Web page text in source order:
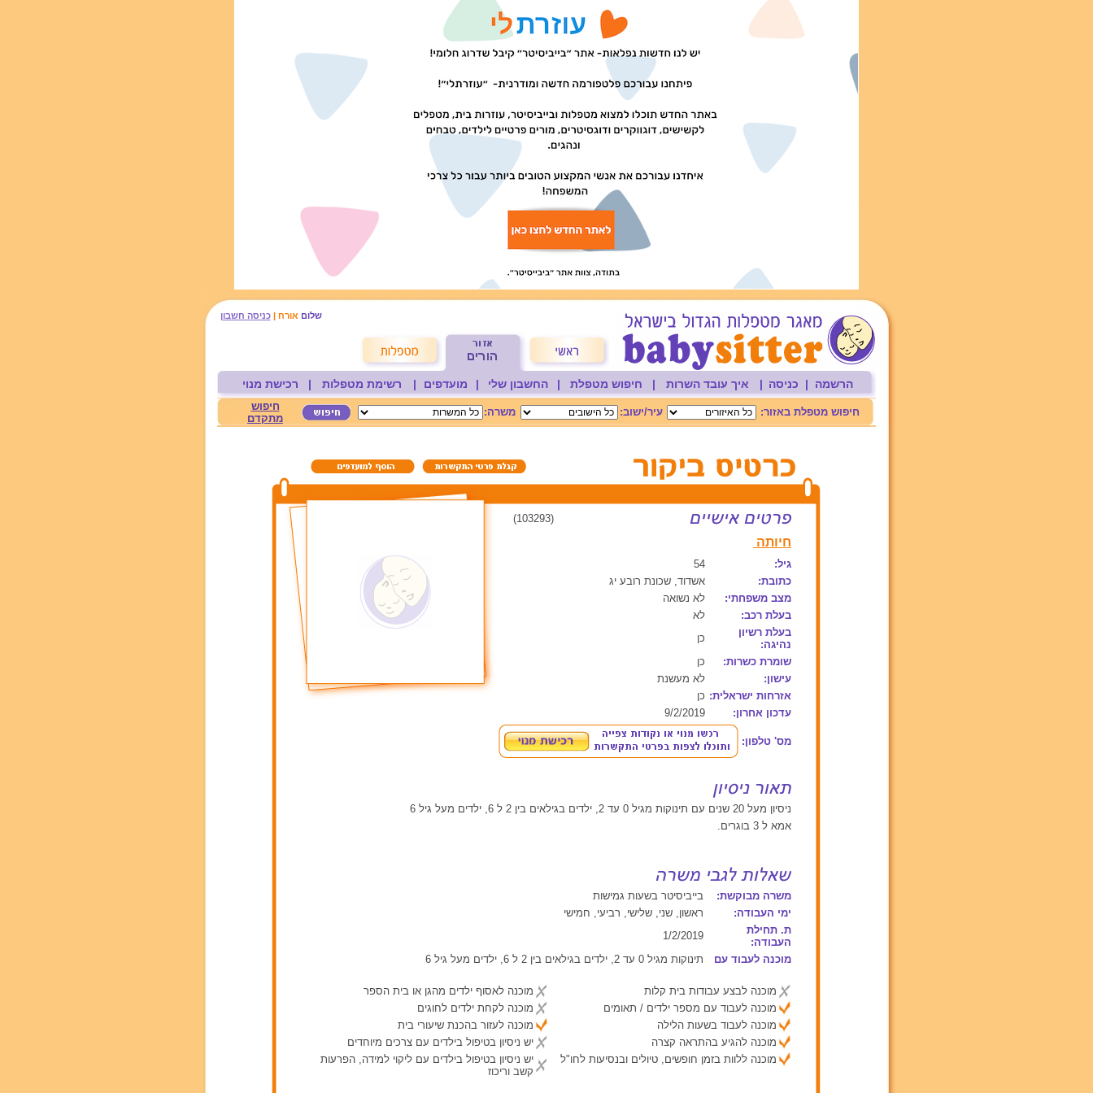
שלום אורח |כניסה חשבון
הרשמה | כניסה | איך עובד השרות | חיפוש מטפלת | החשבון שלי | מועדפים | רשימת מטפלות | רכישת מנוי
חיפוש מטפלת באזור: עיר/ישוב: משרה:
חיפוש
מתקדם
(103293)
חיותה
גיל:
54
כתובת:
אשדוד, שכונת רובע יג
מצב משפחתי:
לא נשואה
בעלת רכב:
לא
בעלת רשיון
נהיגה:
כן
שומרת כשרות:
כן
עישון:
לא מעשנת
אזרחות ישראלית: כן
עדכון אחרון:
9/2/2019
מס' טלפון:
ניסיון מעל 20 שנים עם תינוקות מגיל 0 עד 2, ילדים בגילאים בין 2 ל 6, ילדים מעל גיל 6
אמא ל 3 בוגרים.
משרה מבוקשת:
בייביסיטר בשעות גמישות
ימי העבודה:
ראשון, שני, שלישי, רביעי, חמישי
ת. תחילת
העבודה:
1/2/2019
מוכנה לעבוד עם
תינוקות מגיל 0 עד 2, ילדים בגילאים בין 2 ל 6, ילדים מעל גיל 6
מוכנה לבצע עבודות בית קלות
מוכנה לעבוד עם מספר ילדים / תאומים
מוכנה לעבוד בשעות הלילה
מוכנה להגיע בהתראה קצרה
מוכנה ללוות בזמן חופשים, טיולים ובנסיעות לחו"ל
מוכנה לאסוף ילדים מהגן או בית הספר
מוכנה לקחת ילדים לחוגים
מוכנה לעזור בהכנת שיעורי בית
יש ניסיון בטיפול בילדים עם צרכים מיוחדים
יש ניסיון בטיפול בילדים עם ליקוי למידה, הפרעות
קשב וריכוז